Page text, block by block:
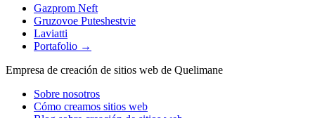
Gazprom Neft
Gruzovoe Puteshestvie
Laviatti
Portafolio →
Empresa de creación de sitios web de Quelimane
Sobre nosotros
Cómo creamos sitios web